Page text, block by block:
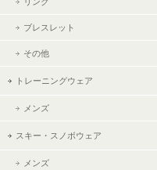
ブレスレット
その他
トレーニングウェア
メンズ
スキー・スノボウェア
メンズ